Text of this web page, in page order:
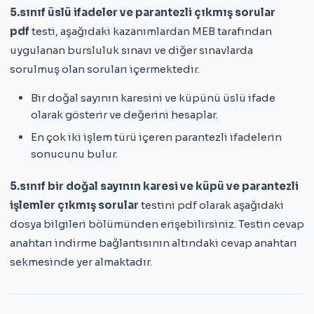
5.sınıf üslü ifadeler ve parantezli çıkmış sorular
pdf testi, aşağıdaki kazanımlardan MEB tarafından
uygulanan bursluluk sınavı ve diğer sınavlarda
sorulmuş olan soruları içermektedir.
Bir doğal sayının karesini ve küpünü üslü ifade
olarak gösterir ve değerini hesaplar.
En çok iki işlem türü içeren parantezli ifadelerin
sonucunu bulur.
5.sınıf bir doğal sayının karesi ve küpü ve parantezli
işlemler çıkmış sorular testini pdf olarak aşağıdaki
dosya bilgileri bölümünden erişebilirsiniz. Testin cevap
anahtarı indirme bağlantısının altındaki cevap anahtarı
sekmesinde yer almaktadır.